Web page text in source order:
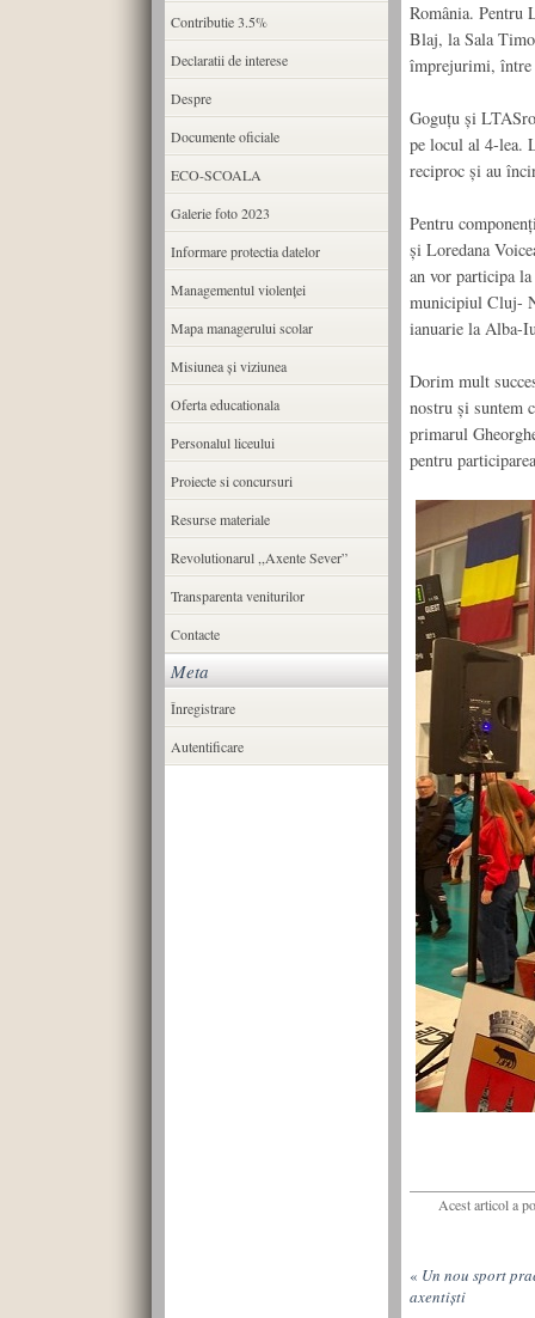
România. Pentru
Blaj, la Sala
împrejurimi, între
Goguțu și
pe locul al 4-lea.
reciproc și au
Pentru
și Loredana
an vor participa
municipiul Cluj-
ianuarie la Alba-
Dorim mult
nostru și suntem
primarul
pentru
Acest articol a
« Un nou sport
axentiști
Contributie 3.5%
Declaratii de interese
Despre
Documente oficiale
ECO-SCOALA
Galerie foto 2023
Informare protectia datelor
Managementul violenței
Mapa managerului scolar
Misiunea şi viziunea
Oferta educationala
Personalul liceului
Proiecte si concursuri
Resurse materiale
Revolutionarul ,,Axente Sever”
Transparenta veniturilor
Contacte
Meta
Înregistrare
Autentificare